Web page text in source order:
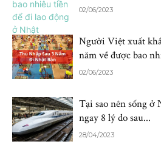
02/06/2023
Người Việt xuất
năm về được bao
02/06/2023
Tại sao nên sống ở
ngay 8 lý do sau...
28/04/2023